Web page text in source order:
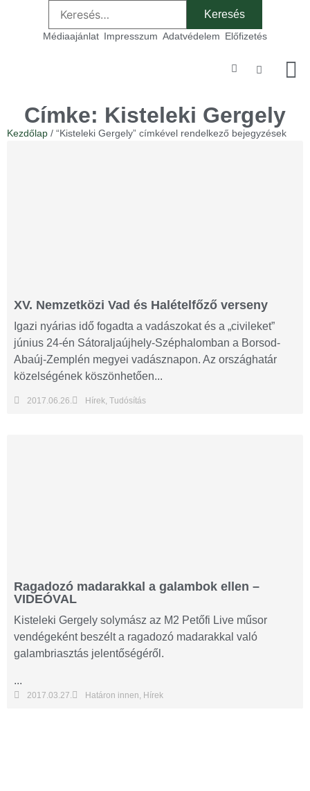
Médiaajánlat Impresszum Adatvédelem Előfizetés
Címke: Kisteleki Gergely
Kezdőlap / “Kisteleki Gergely” címkével rendelkező bejegyzések
XV. Nemzetközi Vad és Halételfőző verseny
Igazi nyárias idő fogadta a vadászokat és a „civileket”
június 24-én Sátoraljaújhely-Széphalomban a Borsod-
Abaúj-Zemplén megyei vadásznapon. Az országhatár
közelségének köszönhetően...
2017.06.26. Hírek, Tudósítás
Ragadozó madarakkal a galambok ellen –
VIDEÓVAL
Kisteleki Gergely solymász az M2 Petőfi Live műsor
vendégeként beszélt a ragadozó madarakkal való
galambriasztás jelentőségéről.
...
2017.03.27. Határon innen Hírek